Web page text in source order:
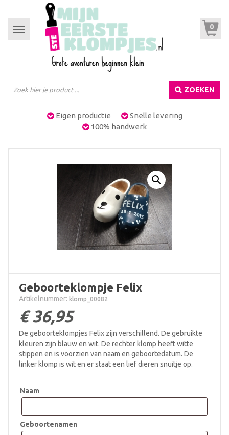
Toggle
navigation
0
ZOEKEN
Eigen productie
Snelle levering
100% handwerk
Geboorteklompje Felix
Artikelnummer: klomp_00082
€36,95
De geboorteklompjes Felix zijn verschillend. De gebruikte
kleuren zijn blauw en wit. De rechter klomp heeft witte
stippen en is voorzien van naam en geboortedatum. De
linker klomp is wit en er staat een lief dieren snuitje op.
Naam
Geboortenamen